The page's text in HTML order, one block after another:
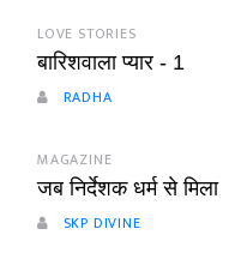
LOVE STORIES
बारिशवाला प्यार - 1
RADHA
MAGAZINE
जब निर्देशक धर्म से मिला
SKP DIVINE